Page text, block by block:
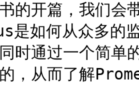
的开篇，我们
是如何从众多的
时通过一个简
，从而了解